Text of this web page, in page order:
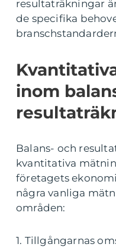
resultaträkningar
de specifika
inom
Balans- och
kvantitativa
företagets
några vanliga
områden:
1. Tillgångarnas